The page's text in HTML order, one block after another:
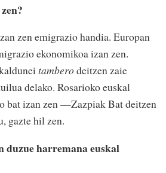
zen emigrazio handia. Europan
ekonomikoa izan zen.
tamberodeitzen zaie
delako. Rosarioko euskal
bat izan zen —Zazpiak Bat deitzen
gazte hil zen.
duzue harremana euskal